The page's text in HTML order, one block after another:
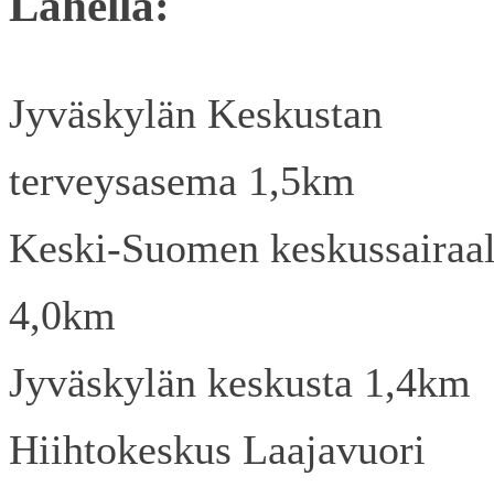
Jyväskylän Keskustan
terveysasema 1,5km
Keski-Suomen
4,0km
Jyväskylän keskusta 1,4km
Hiihtokeskus Laajavuori